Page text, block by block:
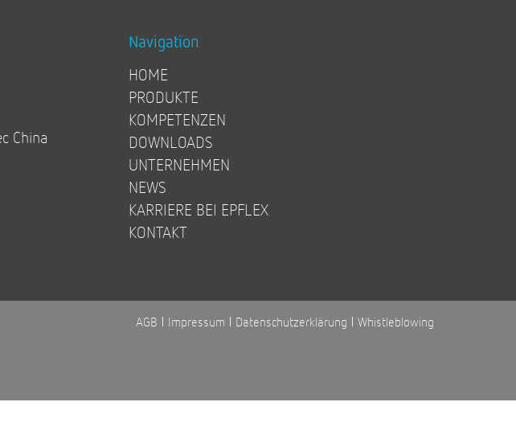
China
Navigation
HOME
PRODUKTE
KOMPETENZEN
DOWNLOADS
UNTERNEHMEN
NEWS
KARRIERE BEI EPFLEX
KONTAKT
AGB Impressum Datenschutzerklärung Whistleblowing